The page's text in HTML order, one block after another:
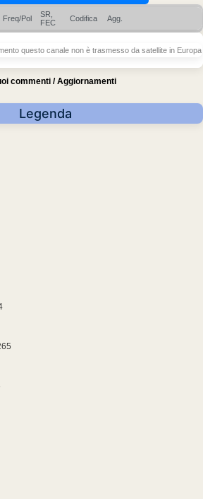
Freq/Pol
SR,
FEC
Codifica Agg.
questo canale non è trasmesso da satellite in Europa
commenti / Aggiornamenti
Legenda